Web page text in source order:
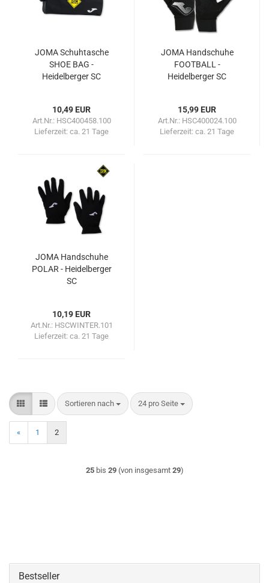
JOMA Schuhtasche
SHOE BAG -
Heidelberger SC
10,49 EUR
Art.Nr.: HSC400458.100
Lieferzeit: ca. 21 Tage
JOMA Handschuhe
FOOTBALL -
Heidelberger SC
15,99 EUR
Art.Nr.: HSC400024.100
Lieferzeit: ca. 21 Tage
JOMA Handschuhe
POLAR - Heidelberger
SC
10,19 EUR
Art.Nr.: HSCWINTER.101
Lieferzeit: ca. 21 Tage
Sortieren nach
Sortieren nach 24 pro Seite
pro Seite
« 1 2
25bis 29(von insgesamt 29)
Bestseller